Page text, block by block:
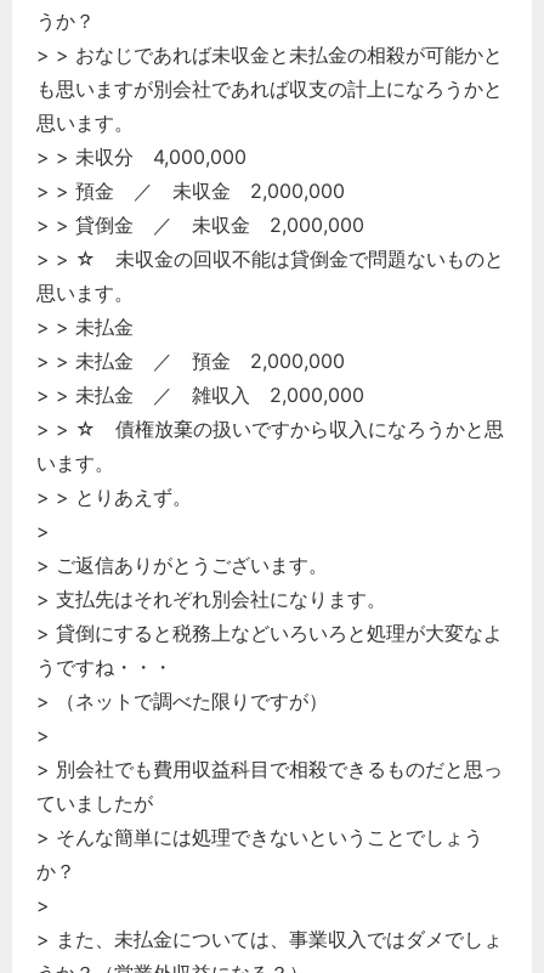
うか？
> > おなじであれば未収金と未払金の相殺が可能かと
も思いますが別会社であれば収支の計上になろうかと
思います。
> > 未収分 4,000,000
> > 預金 ／ 未収金 2,000,000
> > 貸倒金 ／ 未収金 2,000,000
> > ☆ 未収金の回収不能は貸倒金で問題ないものと
思います。
> > 未払金
> > 未払金 ／ 預金 2,000,000
> > 未払金 ／ 雑収入 2,000,000
> > ☆ 債権放棄の扱いですから収入になろうかと思
います。
> > とりあえず。
>
> ご返信ありがとうございます。
> 支払先はそれぞれ別会社になります。
> 貸倒にすると税務上などいろいろと処理が大変なよ
うですね・・・
> （ネットで調べた限りですが）
>
> 別会社でも費用収益科目で相殺できるものだと思っ
ていましたが
> そんな簡単には処理できないということでしょう
か？
>
> また、未払金については、事業収入ではダメでしょ